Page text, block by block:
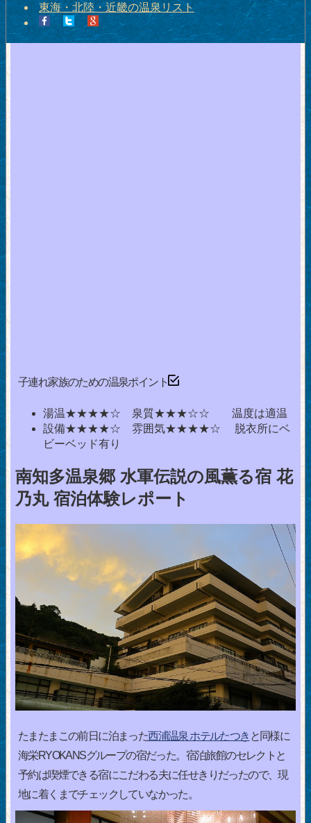
東海・北陸・近畿の温泉リスト
子連れ家族のための温泉ポイント
湯温★★★★☆ 泉質★★★☆☆ 温度は適温
設備★★★★☆ 雰囲気★★★★☆ 脱衣所にベ
ビーベッド有り
南知多温泉郷 水軍伝説の風薫る宿 花
乃丸 宿泊体験レポート
たまたまこの前日に泊まった西浦温泉 ホテルたつき と同様に
海栄RYOKANSグループの宿だった。宿泊旅館のセレクトと
予約は喫煙できる宿にこだわる夫に任せきりだったので、現
地に着くまでチェックしていなかった。